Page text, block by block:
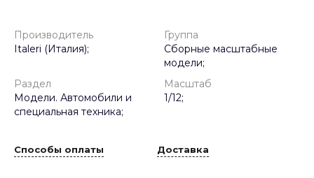
Производитель
Italeri (Италия);
Группа
Сборные масштабные
модели;
Раздел
Модели. Автомобили и
специальная техника;
Масштаб
1/12;
Способы оплаты Доставка